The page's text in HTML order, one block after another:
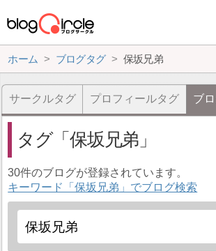
ホーム ブログタグ 保坂兄弟
サークルタグ プロフィールタグ ブ
タグ 保坂兄弟
30件のブログが登録されています。
キーワード「保坂兄弟」でブログ検索